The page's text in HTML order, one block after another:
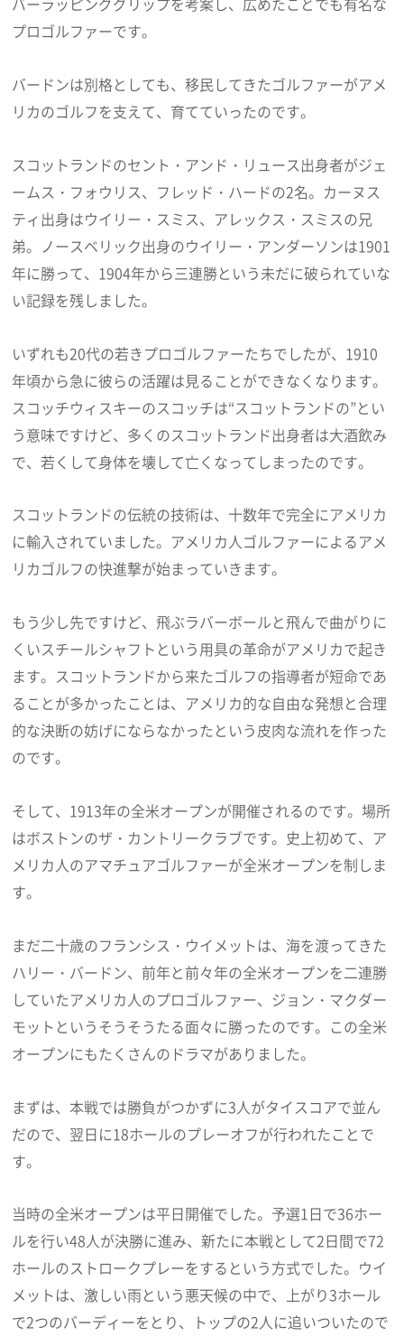
プロゴルファーです。
バードンは別格としても、移民してきたゴルファーがアメ
リカのゴルフを支えて、育てていったのです。
スコットランドのセント・アンド・リュース出身者がジェ
ームス・フォウリス、フレッド・ハードの2名。カーヌス
ティ出身はウイリー・スミス、アレックス・スミスの兄
弟。ノースベリック出身のウイリー・アンダーソンは1901
年に勝って、1904年から三連勝という未だに破られていな
い記録を残しました。
いずれも20代の若きプロゴルファーたちでしたが、1910
年頃から急に彼らの活躍は見ることができなくなります。
スコッチウィスキーのスコッチは“スコットランドの”とい
う意味ですけど、多くのスコットランド出身者は大酒飲み
で、若くして身体を壊して亡くなってしまったのです。
スコットランドの伝統の技術は、十数年で完全にアメリカ
に輸入されていました。アメリカ人ゴルファーによるアメ
リカゴルフの快進撃が始まっていきます。
もう少し先ですけど、飛ぶラバーボールと飛んで曲がりに
くいスチールシャフトという用具の革命がアメリカで起き
ます。スコットランドから来たゴルフの指導者が短命であ
ることが多かったことは、アメリカ的な自由な発想と合理
的な決断の妨げにならなかったという皮肉な流れを作った
のです。
そして、1913年の全米オープンが開催されるのです。場所
はボストンのザ・カントリークラブです。史上初めて、ア
メリカ人のアマチュアゴルファーが全米オープンを制しま
す。
まだ二十歳のフランシス・ウイメットは、海を渡ってきた
ハリー・バードン、前年と前々年の全米オープンを二連勝
していたアメリカ人のプロゴルファー、ジョン・マクダー
モットというそうそうたる面々に勝ったのです。この全米
オープンにもたくさんのドラマがありました。
まずは、本戦では勝負がつかずに3人がタイスコアで並ん
だので、翌日に18ホールのプレーオフが行われたことで
す。
当時の全米オープンは平日開催でした。予選1日で36ホー
ルを行い48人が決勝に進み、新たに本戦として2日間で72
ホールのストロークプレーをするという方式でした。ウイ
メットは、激しい雨という悪天候の中で、上がり3ホール
で2つのバーディーをとり、トップの2人に追いついたので